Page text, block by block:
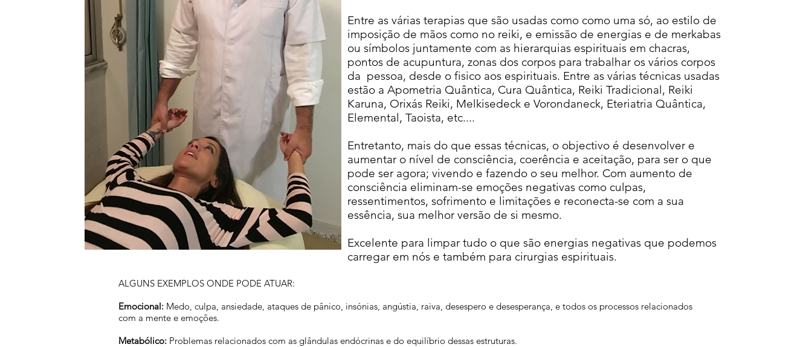
Entre as várias terapias que são usadas como como uma só, ao estilo de
imposição de mãos como no reiki, e emissão de energias e de merkabas
ou símbolos juntamente com as hierarquias espirituais em chacras,
pontos de acupuntura, zonas dos corpos para trabalhar os vários corpos
da pessoa, desde o fisico aos espirituais. Entre as várias técnicas usadas
estão a Apometria Quântica, Cura Quântica, Reiki Tradicional, Reiki
Karuna, Orixás Reiki, Melkisedeck e Vorondaneck, Eteriatria Quântica,
Elemental, Taoista, etc....
Entretanto, mais do que essas técnicas, o objectivo é desenvolver e
aumentar o nível de consciência, coerência e aceitação, para ser o que
pode ser agora; vivendo e fazendo o seu melhor. Com aumento de
consciência eliminam-se emoções negativas como culpas,
ressentimentos, sofrimento e limitações e reconecta-se com a sua
essência, sua melhor versão de si mesmo.
Excelente para limpar tudo o que são energias negativas que podemos
carregar em nós e também para cirurgias espirituais.
ALGUNS EXEMPLOS ONDE PODE ATUAR:
Emocional: Medo, culpa, ansiedade, ataques de pânico, insónias, angústia, raiva, desespero e desesperança, e todos os processos relacionados
com a mente e emoções.​
Metabólico: Problemas relacionados com as glândulas endócrinas e do equilíbrio dessas estruturas.